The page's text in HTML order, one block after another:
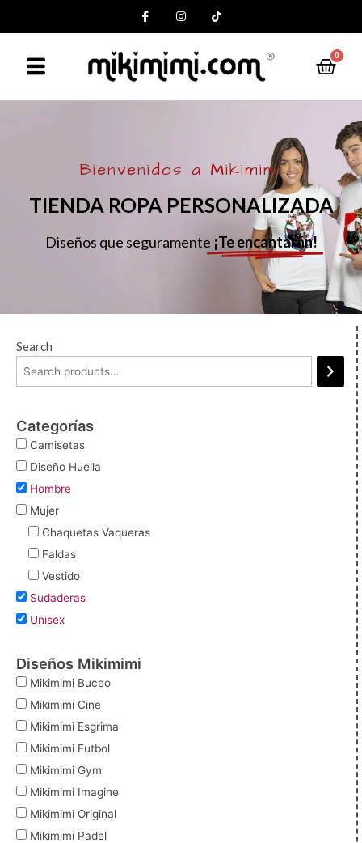
0
Bienvenidos a Mikimimi
TIENDA ROPA PERSONALIZADA
Diseños que seguramente ¡Te encantarán!
Search
Categorías
Camisetas
Diseño Huella
Hombre
Mujer
Chaquetas Vaqueras
Faldas
Vestido
Sudaderas
Unisex
Diseños Mikimimi
Mikimimi Buceo
Mikimimi Cine
Mikimimi Esgrima
Mikimimi Futbol
Mikimimi Gym
Mikimimi Imagine
Mikimimi Original
Mikimimi Padel